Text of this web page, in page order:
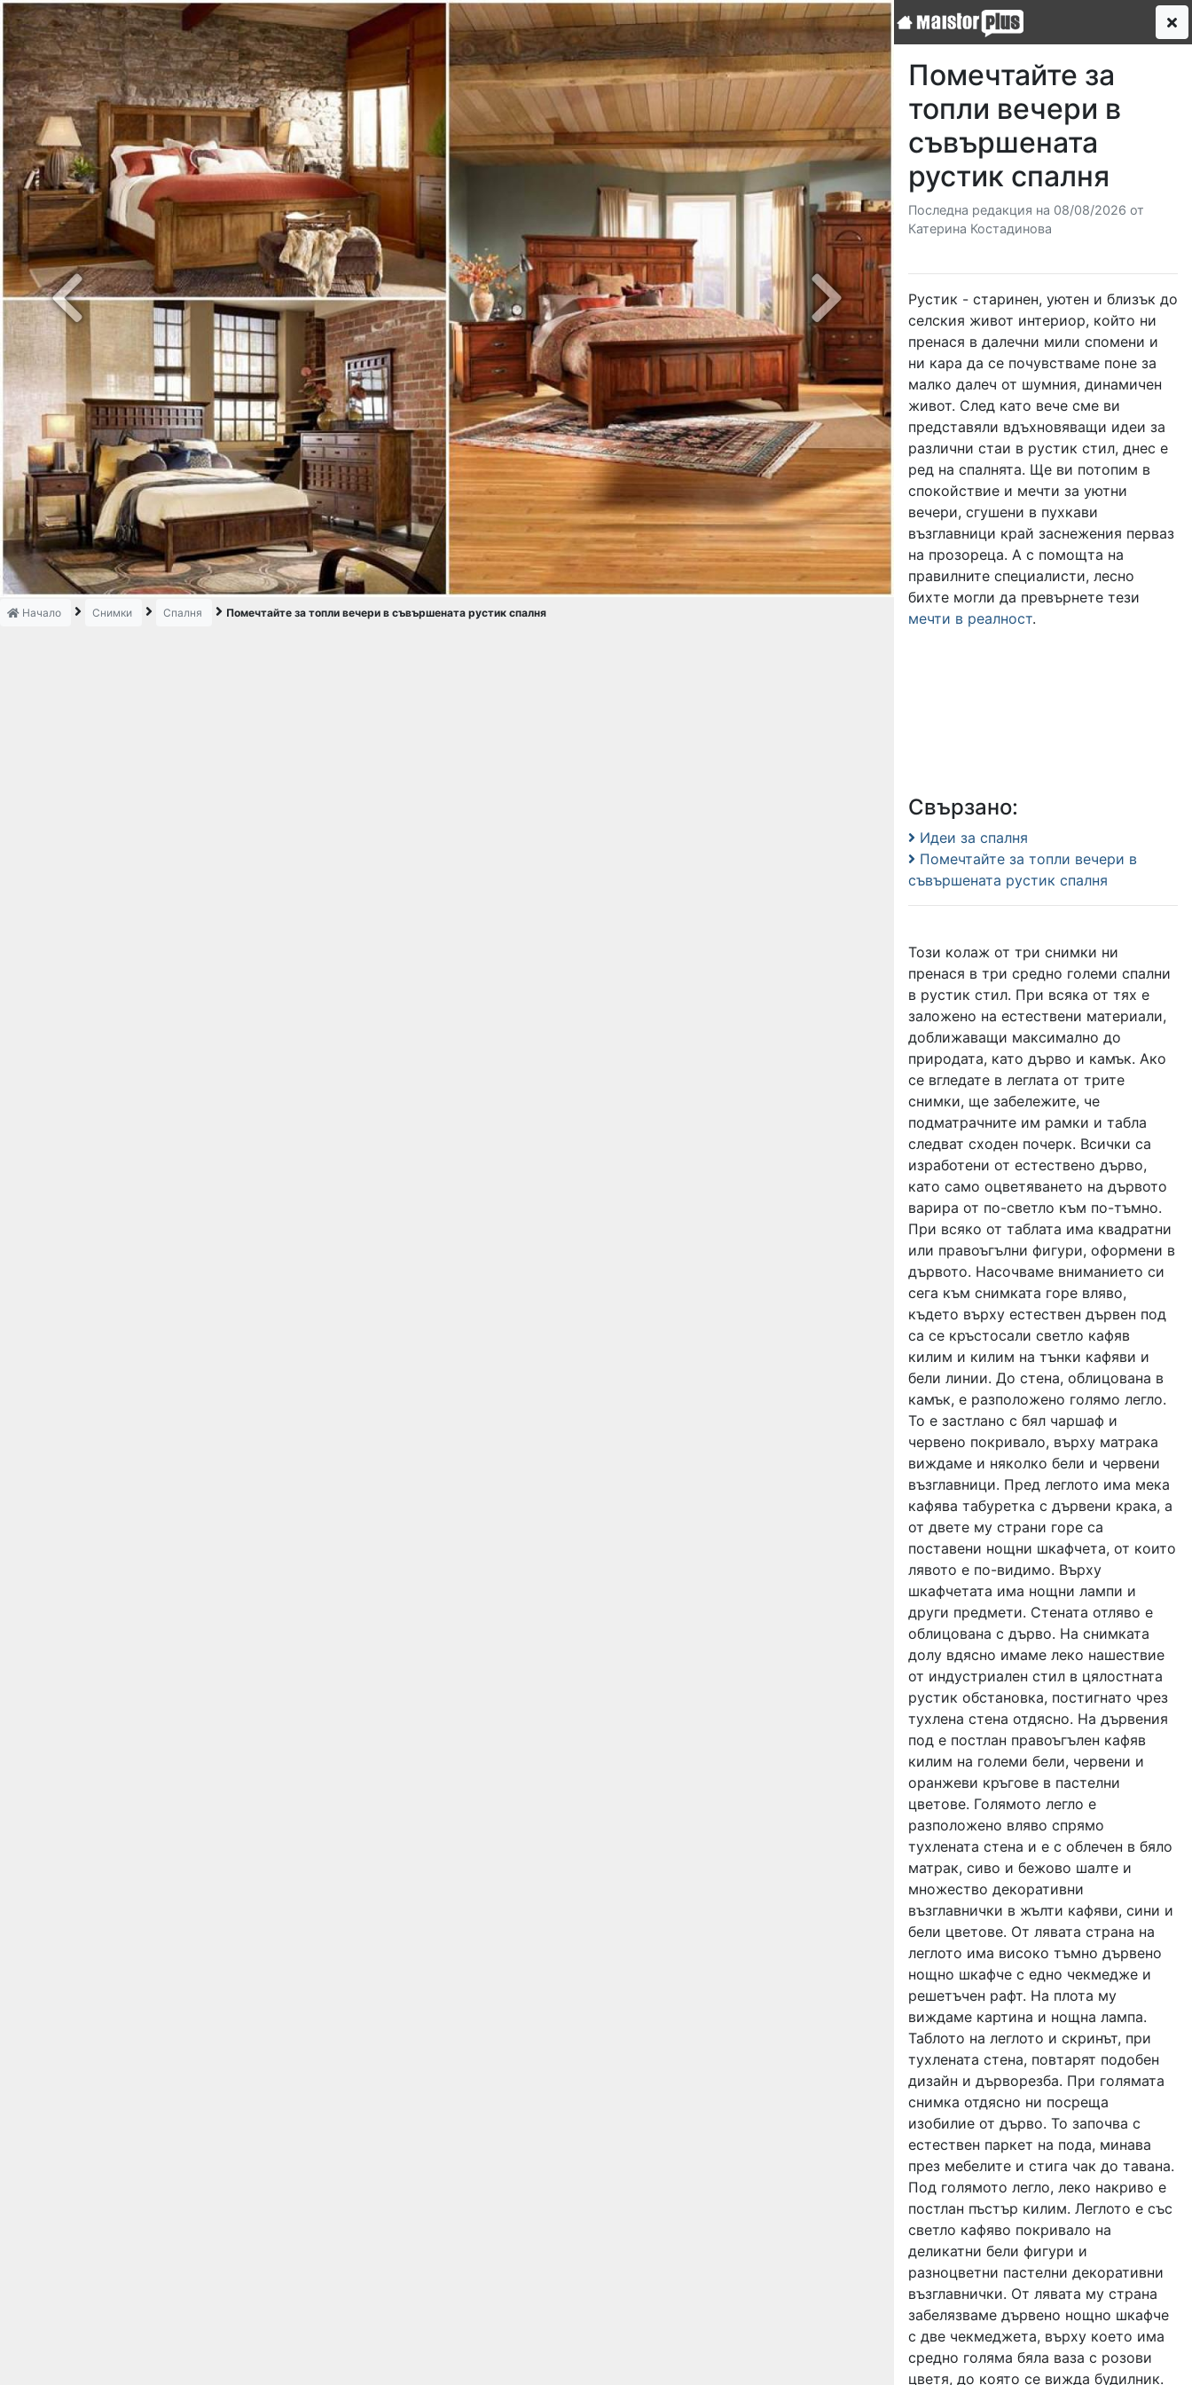
Previous Next
Начало Снимки Спалня Помечтайте за топли вечери в съвършената рустик спалня
Помечтайте за
топли вечери в
съвършената
рустик спалня
Последна редакция на 08/08/2026 от
Катерина Костадинова
Рустик - старинен, уютен и близък до
селския живот интериор, който ни
пренася в далечни мили спомени и
ни кара да се почувстваме поне за
малко далеч от шумния, динамичен
живот. След като вече сме ви
представяли вдъхновяващи идеи за
различни стаи в рустик стил, днес е
ред на спалнята. Ще ви потопим в
спокойствие и мечти за уютни
вечери, сгушени в пухкави
възглавници край заснежения перваз
на прозореца. А с помощта на
правилните специалисти, лесно
бихте могли да превърнете тези
мечти в реалност.
Свързано:
Идеи за спалня
Помечтайте за топли вечери в
съвършената рустик спалня
Този колаж от три снимки ни
пренася в три средно големи спални
в рустик стил. При всяка от тях е
заложено на естествени материали,
доближаващи максимално до
природата, като дърво и камък. Ако
се вгледате в леглата от трите
снимки, ще забележите, че
подматрачните им рамки и табла
следват сходен почерк. Всички са
изработени от естествено дърво,
като само оцветяването на дървото
варира от по-светло към по-тъмно.
При всяко от таблата има квадратни
или правоъгълни фигури, оформени в
дървото. Насочваме вниманието си
сега към снимката горе вляво,
където върху естествен дървен под
са се кръстосали светло кафяв
килим и килим на тънки кафяви и
бели линии. До стена, облицована в
камък, е разположено голямо легло.
То е застлано с бял чаршаф и
червено покривало, върху матрака
виждаме и няколко бели и червени
възглавници. Пред леглото има мека
кафява табуретка с дървени крака, а
от двете му страни горе са
поставени нощни шкафчета, от които
лявото е по-видимо. Върху
шкафчетата има нощни лампи и
други предмети. Стената отляво е
облицована с дърво. На снимката
долу вдясно имаме леко нашествие
от индустриален стил в цялостната
рустик обстановка, постигнато чрез
тухлена стена отдясно. На дървения
под е постлан правоъгълен кафяв
килим на големи бели, червени и
оранжеви кръгове в пастелни
цветове. Голямото легло е
разположено вляво спрямо
тухлената стена и е с облечен в бяло
матрак, сиво и бежово шалте и
множество декоративни
възглавнички в жълти кафяви, сини и
бели цветове. От лявата страна на
леглото има високо тъмно дървено
нощно шкафче с едно чекмедже и
решетъчен рафт. На плота му
виждаме картина и нощна лампа.
Таблото на леглото и скринът, при
тухлената стена, повтарят подобен
дизайн и дърворезба. При голямата
снимка отдясно ни посреща
изобилие от дърво. То започва с
естествен паркет на пода, минава
през мебелите и стига чак до тавана.
Под голямото легло, леко накриво е
постлан пъстър килим. Леглото е със
светло кафяво покривало на
деликатни бели фигури и
разноцветни пастелни декоративни
възглавнички. От лявата му страна
забелязваме дървено нощно шкафче
с две чекмеджета, върху което има
средно голяма бяла ваза с розови
цветя, до която се вижда будилник.